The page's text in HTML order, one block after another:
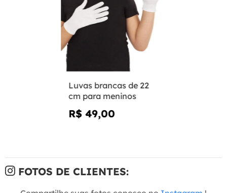
Luvas brancas de 22
cm para meninos
R$ 49,00
FOTOS DE CLIENTES: